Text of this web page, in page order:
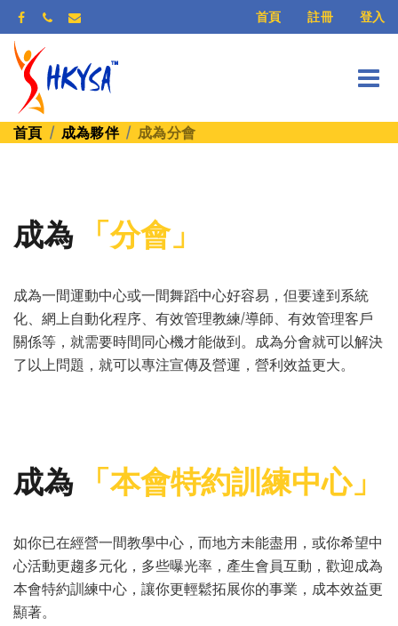
首頁 註冊 登入
首頁 成為夥伴 成為分會
成為 「分會」
成為一間運動中心或一間舞蹈中心好容易，但要達到系統
化、網上自動化程序、有效管理教練/導師、有效管理客戶
關係等，就需要時間同心機才能做到。成為分會就可以解決
了以上問題，就可以專注宣傳及營運，營利效益更大。
成為 「本會特約訓練中心」
如你已在經營一間教學中心，而地方未能盡用，或你希望中
心活動更趨多元化，多些曝光率，產生會員互動，歡迎成為
本會特約訓練中心，讓你更輕鬆拓展你的事業，成本效益更
顯著。